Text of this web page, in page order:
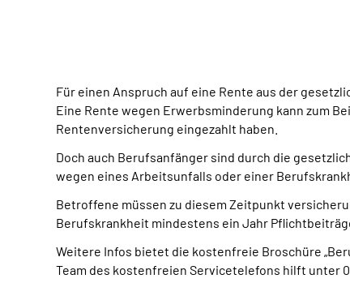
Für einen Anspruch auf eine Rente aus der
Eine Rente wegen Erwerbsminderung kann zum
Rentenversicherung eingezahlt haben.
Doch auch Berufsanfänger sind durch die
wegen eines Arbeitsunfalls oder einer
Betroffene müssen zu diesem Zeitpunkt
Berufskrankheit mindestens ein Jahr
Weitere Infos bietet die kostenfreie Broschüre
Team des kostenfreien Servicetelefons hilft unter